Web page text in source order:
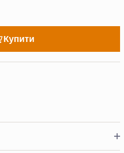
Купити